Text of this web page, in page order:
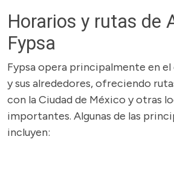
Horarios y rutas de
Fypsa
Fypsa opera principalmente en el
y sus alrededores, ofreciendo
con la Ciudad de México y otras
importantes. Algunas de las
incluyen: